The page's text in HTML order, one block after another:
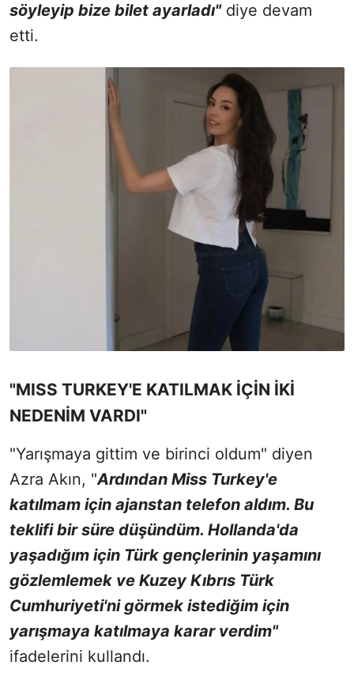
söyleyip bize bilet ayarladı"diye devam
etti.
"MISS TURKEY'E KATILMAK İÇİN İKİ
NEDENİM VARDI"
"Yarışmaya gittim ve birinci oldum" diyen
Azra Akın, "Ardından Miss Turkey'e
katılmam için ajanstan telefon aldım. Bu
teklifi bir süre düşündüm. Hollanda'da
yaşadığım için Türk gençlerinin yaşamını
gözlemlemek ve Kuzey Kıbrıs Türk
Cumhuriyeti'ni görmek istediğim için
yarışmaya katılmaya karar verdim"
ifadelerini kullandı.